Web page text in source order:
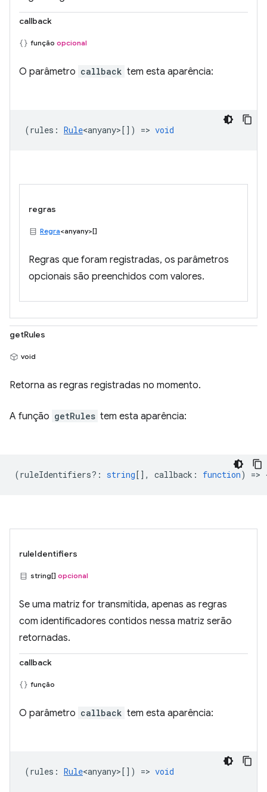
callback
função opcional
O parâmetro callback tem esta aparência:
(rules : Rule<anyany>[]) => void
regras
Regra<anyany>[]
Regras que foram registradas, os parâmetros
opcionais são preenchidos com valores.
getRules
void
Retorna as regras registradas no momento.
A função getRules tem esta aparência:
(ruleIdentifiers? : string[], callback : function)
ruleIdentifiers
string[] opcional
Se uma matriz for transmitida, apenas as regras
com identificadores contidos nessa matriz serão
retornadas.
callback
função
O parâmetro callback tem esta aparência:
(rules : Rule<anyany>[]) => void